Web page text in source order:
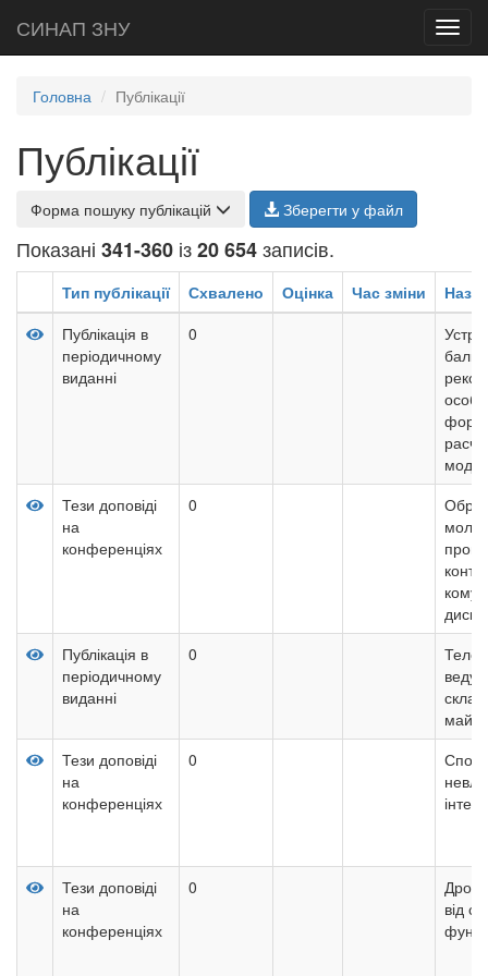
СИНАП ЗНУ
Головна Публікації
Публікації
Форма пошуку публікацій Зберегти у файл
Показані 341-360 із20 654записів.
Тип публікації Схвалено Оцінка Час зміни
Публікація в
періодичному
виданні
0
Тези доповіді
на
конференціях
0
Публікація в
періодичному
виданні
0
Тези доповіді
на
конференціях
0
Тези доповіді
на
конференціях
0
від